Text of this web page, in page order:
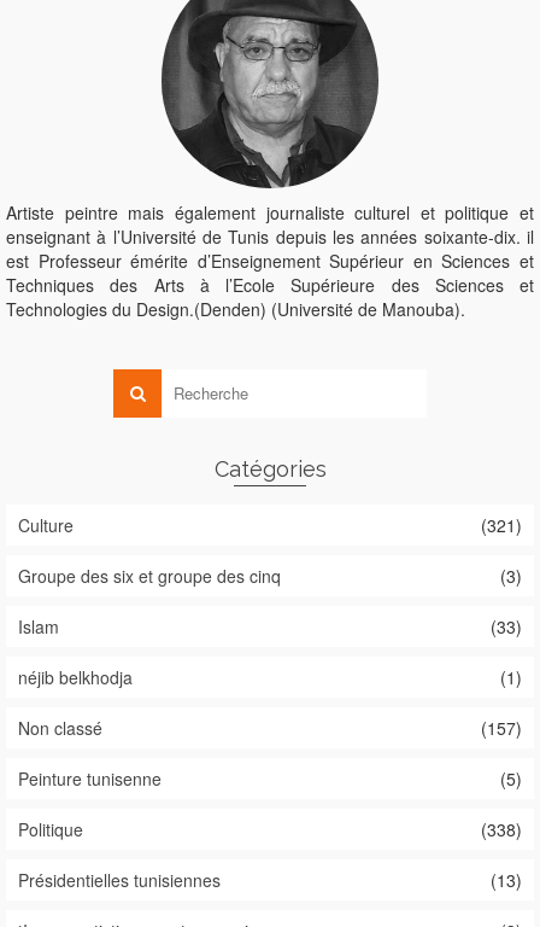
Artiste peintre mais également journaliste culturel et politique et
enseignant à l’Université de Tunis depuis les années soixante-dix. il
est Professeur émérite d’Enseignement Supérieur en Sciences et
Techniques des Arts à l’Ecole Supérieure des Sciences et
Technologies du Design.(Denden) (Université de Manouba).
Catégories
Culture (321)
Groupe des six et groupe des cinq (3)
Islam (33)
néjib belkhodja (1)
Non classé (157)
Peinture tunisenne (5)
Politique (338)
Présidentielles tunisiennes (13)